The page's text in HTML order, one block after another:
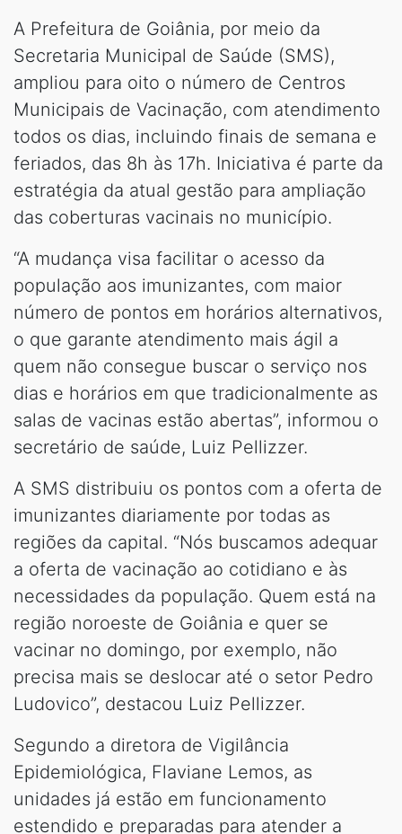
A Prefeitura de Goiânia, por meio da
Secretaria Municipal de Saúde (SMS),
ampliou para oito o número de Centros
Municipais de Vacinação, com atendimento
todos os dias, incluindo finais de semana e
feriados, das 8h às 17h. Iniciativa é parte da
estratégia da atual gestão para ampliação
das coberturas vacinais no município.
“A mudança visa facilitar o acesso da
população aos imunizantes, com maior
número de pontos em horários alternativos,
o que garante atendimento mais ágil a
quem não consegue buscar o serviço nos
dias e horários em que tradicionalmente as
salas de vacinas estão abertas”, informou o
secretário de saúde, Luiz Pellizzer.
A SMS distribuiu os pontos com a oferta de
imunizantes diariamente por todas as
regiões da capital. “Nós buscamos adequar
a oferta de vacinação ao cotidiano e às
necessidades da população. Quem está na
região noroeste de Goiânia e quer se
vacinar no domingo, por exemplo, não
precisa mais se deslocar até o setor Pedro
Ludovico”, destacou Luiz Pellizzer.
Segundo a diretora de Vigilância
Epidemiológica, Flaviane Lemos, as
unidades já estão em funcionamento
estendido e preparadas para atender a